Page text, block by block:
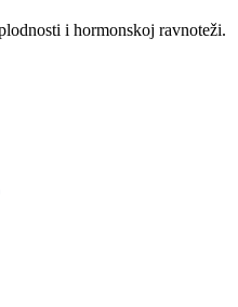
i hormonskoj ravnoteži.